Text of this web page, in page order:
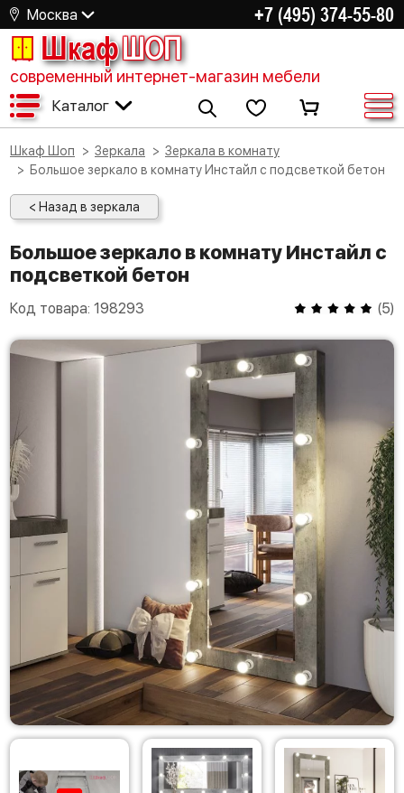
Москва +7 (495) 374-55-80
ШкафШОП
современный интернет-магазин мебели
Каталог
Шкаф Шоп Зеркала
Зеркала в комнату
Большое зеркало в комнату Инстайл с подсветкой бетон
< Назад в зеркала
Большое зеркало в комнату Инстайл с
подсветкой бетон
Код товара: 198293 (5)